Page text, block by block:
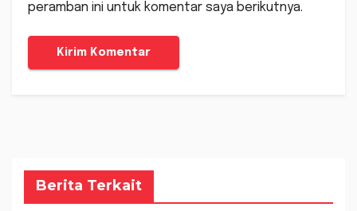
peramban ini untuk komentar saya berikutnya.
Berita Terkait